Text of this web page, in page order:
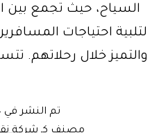
السياح، حيث تجمع بين
لتلبية احتياجات
والتميز خلال رحلاتهم.
تم النشر في